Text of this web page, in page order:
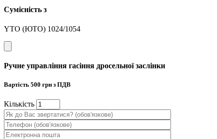
Сумісність з
YTO (ЮТО) 1024/1054
Ручне управління гасіння дросельної заслінки
Вартість 500 грн з ПДВ
Кiлькiсть